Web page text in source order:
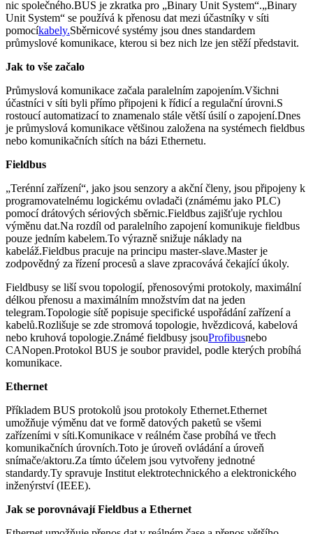
nic společného.BUS je zkratka pro „Binary Unit System“.„Binary
Unit System“ se používá k přenosu dat mezi účastníky v síti
pomocíkabely.Sběrnicové systémy jsou dnes standardem
průmyslové komunikace, kterou si bez nich lze jen stěží představit.
Jak to vše začalo
Průmyslová komunikace začala paralelním zapojením.Všichni
účastníci v síti byli přímo připojeni k řídicí a regulační úrovni.S
rostoucí automatizací to znamenalo stále větší úsilí o zapojení.Dnes
je průmyslová komunikace většinou založena na systémech fieldbus
nebo komunikačních sítích na bázi Ethernetu.
Fieldbus
„Terénní zařízení“, jako jsou senzory a akční členy, jsou připojeny k
programovatelnému logickému ovladači (známému jako PLC)
pomocí drátových sériových sběrnic.Fieldbus zajišťuje rychlou
výměnu dat.Na rozdíl od paralelního zapojení komunikuje fieldbus
pouze jedním kabelem.To výrazně snižuje náklady na
kabeláž.Fieldbus pracuje na principu master-slave.Master je
zodpovědný za řízení procesů a slave zpracovává čekající úkoly.
Fieldbusy se liší svou topologií, přenosovými protokoly, maximální
délkou přenosu a maximálním množstvím dat na jeden
telegram.Topologie sítě popisuje specifické uspořádání zařízení a
kabelů.Rozlišuje se zde stromová topologie, hvězdicová, kabelová
nebo kruhová topologie.Známé fieldbusy jsouProfibusnebo
CANopen.Protokol BUS je soubor pravidel, podle kterých probíhá
komunikace.
Ethernet
Příkladem BUS protokolů jsou protokoly Ethernet.Ethernet
umožňuje výměnu dat ve formě datových paketů se všemi
zařízeními v síti.Komunikace v reálném čase probíhá ve třech
komunikačních úrovních.Toto je úroveň ovládání a úroveň
snímače/aktoru.Za tímto účelem jsou vytvořeny jednotné
standardy.Ty spravuje Institut elektrotechnického a elektronického
inženýrství (IEEE).
Jak se porovnávají Fieldbus a Ethernet